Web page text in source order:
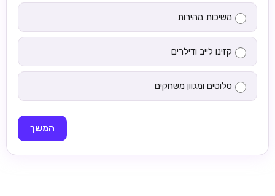
משיכות מהירות
קזינו לייב ודילרים
סלוטים ומגוון משחקים
המשך